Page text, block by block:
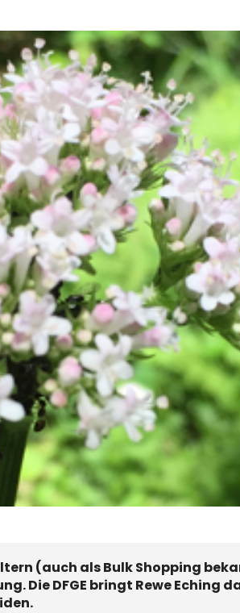
(auch als Bulk Shopping
Die DFGE bringt Rewe Eching